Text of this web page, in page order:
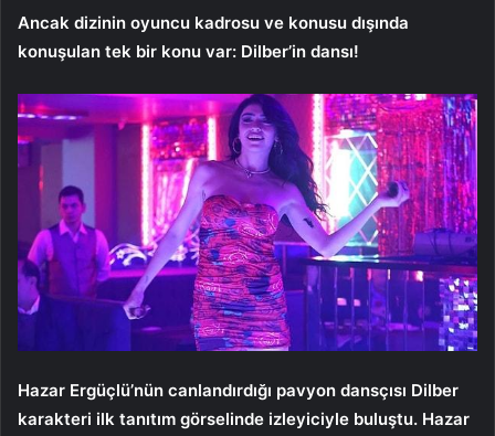
Ancak dizinin oyuncu kadrosu ve konusu dışında
konuşulan tek bir konu var: Dilber’in dansı!
Hazar Ergüçlü’nün canlandırdığı pavyon dansçısı Dilber
karakteri ilk tanıtım görselinde izleyiciyle buluştu. Hazar